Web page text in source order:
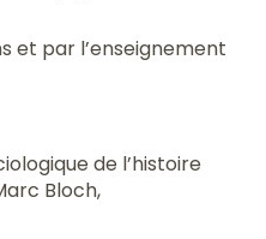
et par l’enseignement
de l’histoire
Bloch,